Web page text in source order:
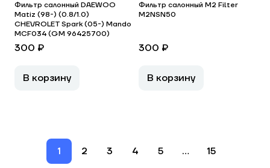
Фильтр салонный DAEWOO
Matiz (98-) (0.8/1.0)
CHEVROLET Spark (05-) Mando
MCF034 (GM 96425700)
300 ₽
В корзину
Фильтр салонный M2 Filter
M2NSN50
300 ₽
В корзину
1 2 3 4 5 ... 15